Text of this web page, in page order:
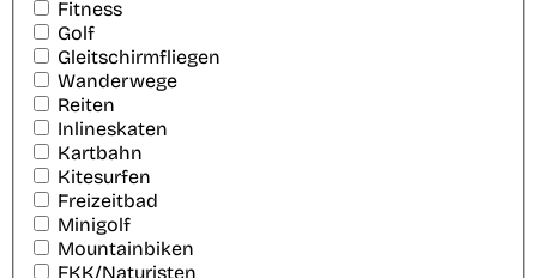
Fitness
Golf
Gleitschirmfliegen
Wanderwege
Reiten
Inlineskaten
Kartbahn
Kitesurfen
Freizeitbad
Minigolf
Mountainbiken
FKK/Naturisten